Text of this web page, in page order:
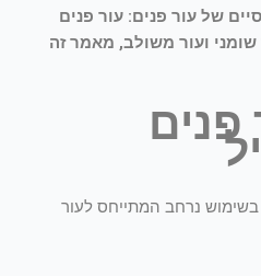
של עור פנים: עור פנים
שומני ועור משולב, מאמר זה
פנים
בשימוש נרחב המתייחס לעור